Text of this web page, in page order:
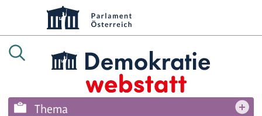
Thema